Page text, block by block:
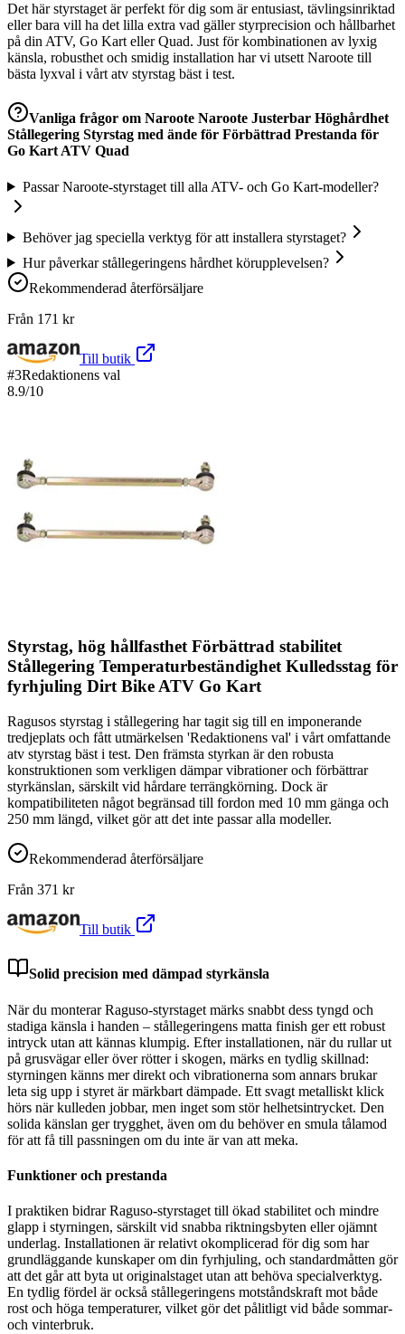
Det här styrstaget är perfekt för dig som är entusiast, tävlingsinriktad
eller bara vill ha det lilla extra vad gäller styrprecision och hållbarhet
på din ATV, Go Kart eller Quad. Just för kombinationen av lyxig
känsla, robusthet och smidig installation har vi utsett Naroote till
bästa lyxval i vårt atv styrstag bäst i test.
Vanliga frågor om Naroote Naroote Justerbar Höghårdhet
Stållegering Styrstag med ände för Förbättrad Prestanda för
Go Kart ATV Quad
Passar Naroote-styrstaget till alla ATV- och Go Kart-modeller?
Behöver jag speciella verktyg för att installera styrstaget?
Hur påverkar stållegeringens hårdhet körupplevelsen?
Rekommenderad återförsäljare
Från 171 kr
Till butik
#3Redaktionens val
8.9/10
Styrstag, hög hållfasthet Förbättrad stabilitet
Stållegering Temperaturbeständighet Kulledsstag för
fyrhjuling Dirt Bike ATV Go Kart
Ragusos styrstag i stållegering har tagit sig till en imponerande
tredjeplats och fått utmärkelsen 'Redaktionens val' i vårt omfattande
atv styrstag bäst i test. Den främsta styrkan är den robusta
konstruktionen som verkligen dämpar vibrationer och förbättrar
styrkänslan, särskilt vid hårdare terrängkörning. Dock är
kompatibiliteten något begränsad till fordon med 10 mm gänga och
250 mm längd, vilket gör att det inte passar alla modeller.
Rekommenderad återförsäljare
Från 371 kr
Till butik
Solid precision med dämpad styrkänsla
När du monterar Raguso-styrstaget märks snabbt dess tyngd och
stadiga känsla i handen – stållegeringens matta finish ger ett robust
intryck utan att kännas klumpig. Efter installationen, när du rullar ut
på grusvägar eller över rötter i skogen, märks en tydlig skillnad:
styrningen känns mer direkt och vibrationerna som annars brukar
leta sig upp i styret är märkbart dämpade. Ett svagt metalliskt klick
hörs när kulleden jobbar, men inget som stör helhetsintrycket. Den
solida känslan ger trygghet, även om du behöver en smula tålamod
för att få till passningen om du inte är van att meka.
Funktioner och prestanda
I praktiken bidrar Raguso-styrstaget till ökad stabilitet och mindre
glapp i styrningen, särskilt vid snabba riktningsbyten eller ojämnt
underlag. Installationen är relativt okomplicerad för dig som har
grundläggande kunskaper om din fyrhjuling, och standardmåtten gör
att det går att byta ut originalstaget utan att behöva specialverktyg.
En tydlig fördel är också stållegeringens motståndskraft mot både
rost och höga temperaturer, vilket gör det pålitligt vid både sommar-
och vinterbruk.